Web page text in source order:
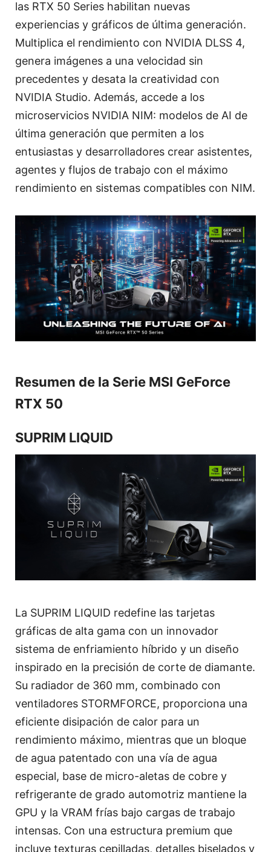
las RTX 50 Series habilitan nuevas
experiencias y gráficos de última generación.
Multiplica el rendimiento con NVIDIA DLSS 4,
genera imágenes a una velocidad sin
precedentes y desata la creatividad con
NVIDIA Studio. Además, accede a los
microservicios NVIDIA NIM: modelos de AI de
última generación que permiten a los
entusiastas y desarrolladores crear asistentes,
agentes y flujos de trabajo con el máximo
rendimiento en sistemas compatibles con NIM.
Resumen de la Serie MSI GeForce
RTX 50
SUPRIM LIQUID
La SUPRIM LIQUID redefine las tarjetas
gráficas de alta gama con un innovador
sistema de enfriamiento híbrido y un diseño
inspirado en la precisión de corte de diamante.
Su radiador de 360 mm, combinado con
ventiladores STORMFORCE, proporciona una
eficiente disipación de calor para un
rendimiento máximo, mientras que un bloque
de agua patentado con una vía de agua
especial, base de micro-aletas de cobre y
refrigerante de grado automotriz mantiene la
GPU y la VRAM frías bajo cargas de trabajo
intensas. Con una estructura premium que
incluye texturas cepilladas, detalles biselados y